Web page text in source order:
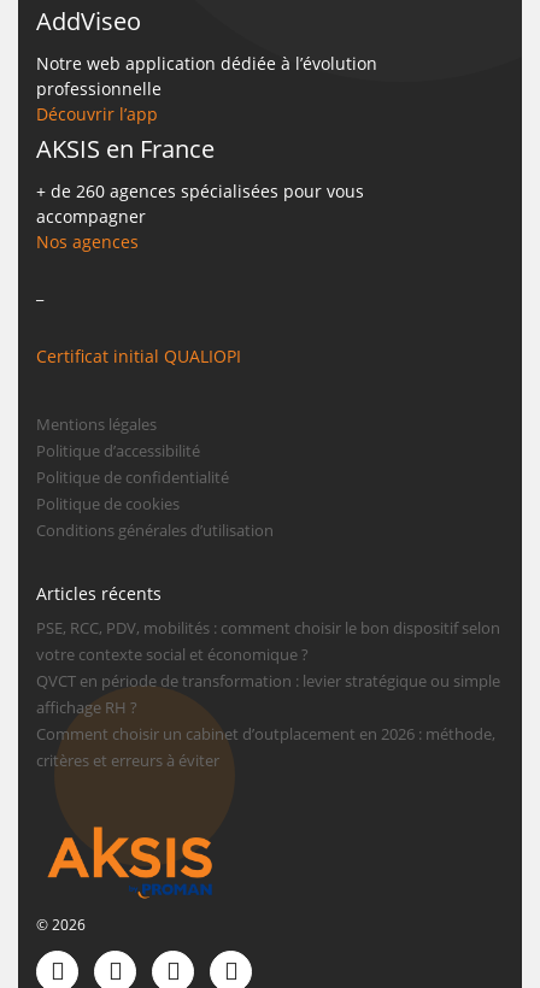
AddViseo
Notre web application dédiée à l’évolution
professionnelle
Découvrir l’app
AKSIS en France
+ de 260 agences spécialisées pour vous
accompagner
Nos agences
Certificat initial QUALIOPI
Mentions légales
Politique d’accessibilité
Politique de confidentialité
Politique de cookies
Conditions générales d’utilisation
Articles récents
PSE, RCC, PDV, mobilités : comment choisir le bon dispositif selon
votre contexte social et économique ?
QVCT en période de transformation : levier stratégique ou simple
affichage RH ?
Comment choisir un cabinet d’outplacement en 2026 : méthode,
critères et erreurs à éviter
© 2026